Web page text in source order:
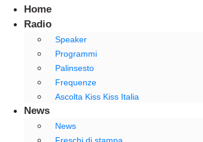
Home
Radio
Speaker
Programmi
Palinsesto
Frequenze
Ascolta Kiss Kiss Italia
News
News